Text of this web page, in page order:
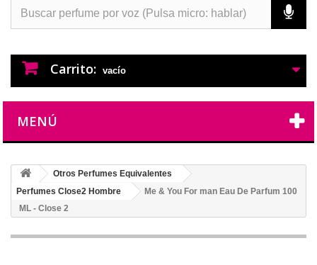
Carrito: vacío
MENÚ
Otros Perfumes Equivalentes
Perfumes Close2 Hombre
Me & You For man Eau De Parfum 100
ML - Close 2